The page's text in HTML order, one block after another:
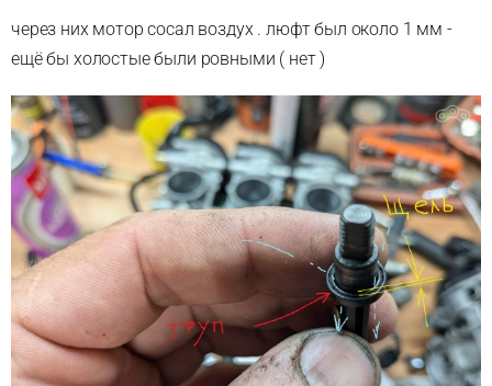
через них мотор сосал воздух . люфт был около 1 мм -
ещё бы холостые были ровными ( нет )